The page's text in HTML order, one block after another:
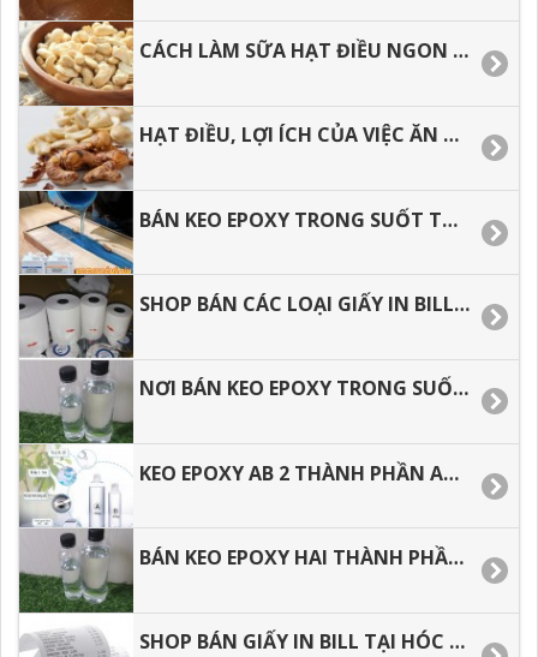
CÁCH LÀM SỮA HẠT ĐIỀU NGON TẠI NHÀ
HẠT ĐIỀU, LỢI ÍCH CỦA VIỆC ĂN HẠT ĐIỀU ĐỐI VỚI SỨC KHỎE
BÁN KEO EPOXY TRONG SUỐT TẠI TP.HCM, GIAO HÀNG TOÀN QUỐC.
SHOP BÁN CÁC LOẠI GIẤY IN BILL, GIẤY IN NHIỆT GIÁ RẺ.
NƠI BÁN KEO EPOXY TRONG SUỐT HAI THÀNH PHẦN GIÁ RẺ.
KEO EPOXY AB 2 THÀNH PHẦN AB, EPOXY RESIN ĐỔ MẶT BÀN GIÁ RẺ.
BÁN KEO EPOXY HAI THÀNH PHẦN SỐ LƯỢNG 1 KÝ, 3, KÝ, 5 KÝ, 10 KÝ VÀ SỐ LƯỢNG LỚN.
SHOP BÁN GIẤY IN BILL TẠI HÓC MÔN, BÌNH TÂN, TÂN BÌNH, TÂN PHÚ.